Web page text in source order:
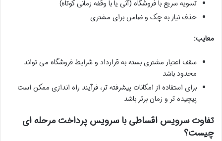
تسویه سریع با فروشگاه (آنی یا با وقفه زمانی کوتاه)
حذف نیاز به چک و ضامن برای مشتری
معایب:
سقف اعتبار مشتری بسته به قرارداد و شرایط فروشگاه می تواند
محدود باشد
برای استفاده از امکانات پیشرفته تر، فرآیند راه اندازی ممکن است
پیچیده تر و زمان برتر باشد
تفاوت سرویس اقساطی با سرویس پرداخت مرحله ای
چیست؟